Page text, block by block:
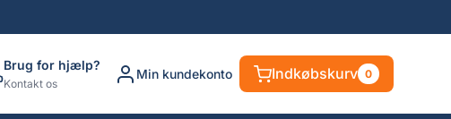
Brug for hjælp?
Kontakt os
Min kundekonto Indkøbskurv 0